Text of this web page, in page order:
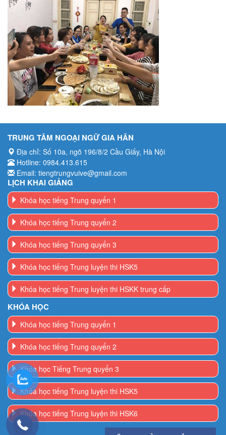
TRUNG TÂM NGOẠI NGỮ GIA HÂN
Địa chỉ: Số 10a, ngõ 196/8/2 Cầu Giấy, Hà Nội
Hotline: 0984.413.615
Email: tiengtrungvuive@gmail.com
LỊCH KHAI GIẢNG
Khóa học tiếng Trung quyển 1
Khóa học tiếng Trung quyển 2
Khóa học tiếng Trung quyển 3
Khóa học tiếng Trung luyện thi HSK5
Khóa học tiếng Trung luyện thi HSKK trung cấp
KHÓA HỌC
Khóa học tiếng Trung quyển 1
Khóa học tiếng Trung quyển 2
Khóa học Tiếng Trung quyển 3
Khóa học tiếng Trung luyện thi HSK5
Khóa học tiếng Trung luyện thi HSK6